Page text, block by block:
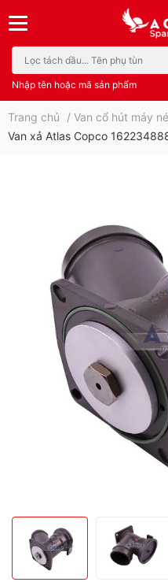
Nhập tên hoặc mã sản phẩm
Trang chủ / Van cổ hút máy
Van xả Atlas Copco